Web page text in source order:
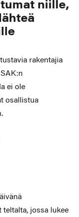
niille,
rakentajia
ei ole
osallistua
teltalta, jossa lukee